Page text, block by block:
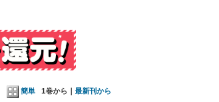
簡単 1巻から｜ 最新刊から